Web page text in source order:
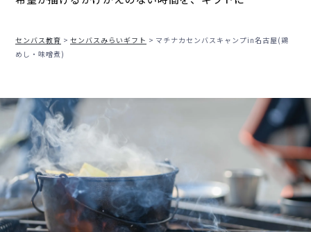
センバス教育 センバスみらいギフト
マチナカセンバスキャンプin名古屋(鶏
めし・味噌煮)